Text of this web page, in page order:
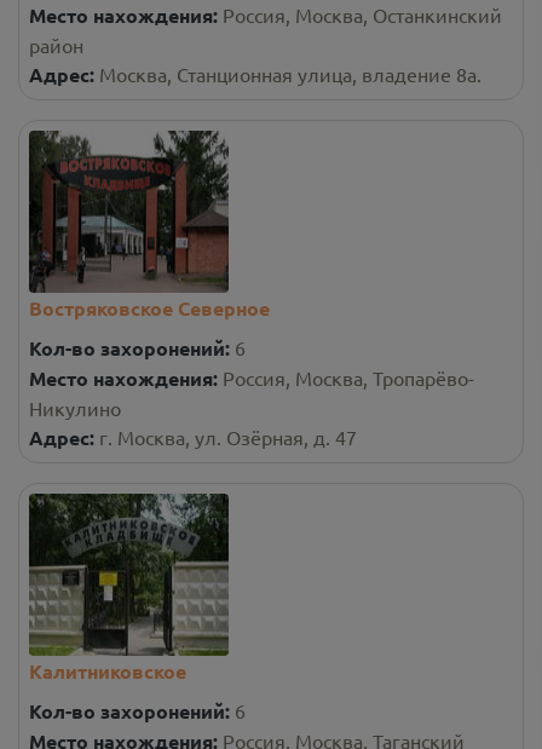
Место нахождения: Россия, Москва, Останкинский
район
Адрес: Москва, Станционная улица, владение 8а.
Востряковское Северное
Кол-во захоронений: 6
Место нахождения: Россия, Москва, Тропарёво-
Никулино
Адрес: г. Москва, ул. Озёрная, д. 47
Калитниковское
Кол-во захоронений: 6
Место нахождения: Россия, Москва, Таганский